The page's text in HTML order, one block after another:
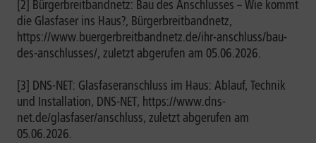
[2] Bürgerbreitbandnetz: Bau des Anschlusses – Wie kommt
die Glasfaser ins Haus?, Bürgerbreitbandnetz,
https://www.buergerbreitbandnetz.de/ihr-anschluss/bau-
des-anschlusses/, zuletzt abgerufen am 05.06.2026.
[3] DNS-NET: Glasfaseranschluss im Haus: Ablauf, Technik
und Installation, DNS-NET, https://www.dns-
net.de/glasfaser/anschluss, zuletzt abgerufen am
05.06.2026.